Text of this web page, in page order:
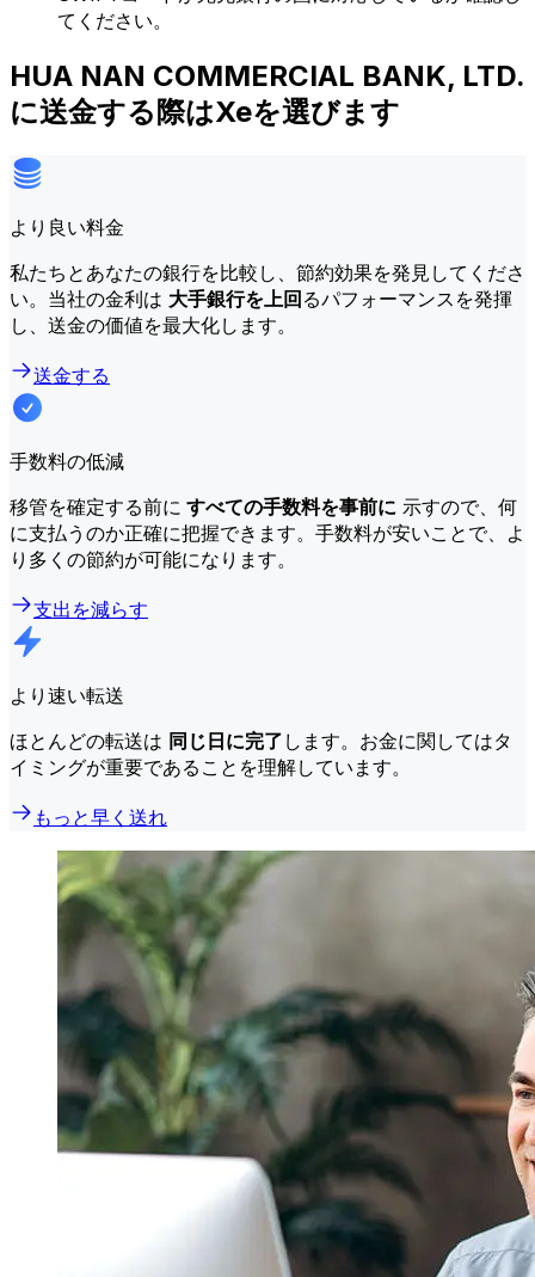
てください。
HUA NAN COMMERCIAL BANK, LTD.
に送金する際はXeを選びます
より良い料金
私たちとあなたの銀行を比較し、節約効果を発見してくださ
い。当社の金利は 大手銀行を上回るパフォーマンスを発揮
し、送金の価値を最大化します。
送金する
手数料の低減
移管を確定する前に すべての手数料を事前に 示すので、何
に支払うのか正確に把握できます。手数料が安いことで、よ
り多くの節約が可能になります。
支出を減らす
より速い転送
ほとんどの転送は 同じ日に完了 します。お金に関してはタ
イミングが重要であることを理解しています。
もっと早く送れ